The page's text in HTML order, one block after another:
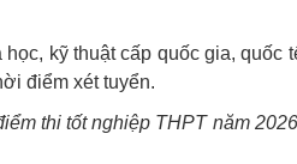
học, kỹ thuật cấp quốc gia,
điểm xét tuyển.
thi tốt nghiệp THPT năm 2026